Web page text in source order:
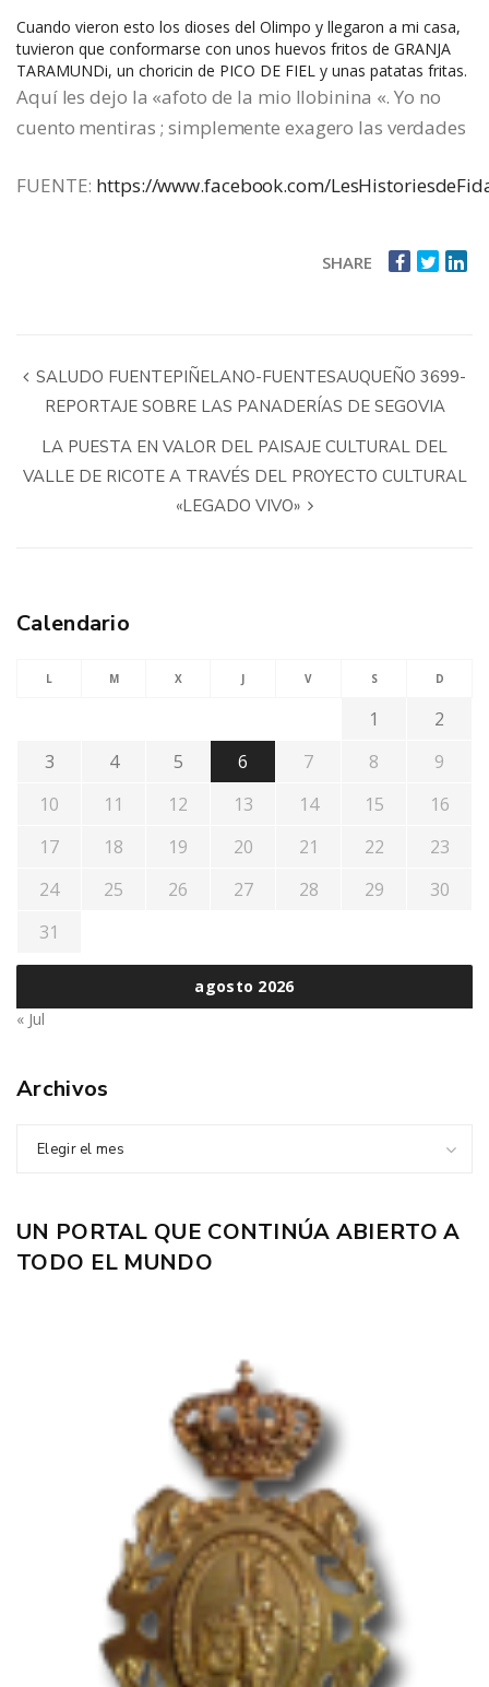
Cuando vieron esto los dioses del Olimpo y llegaron a mi casa,
tuvieron que conformarse con unos huevos fritos de GRANJA
TARAMUNDi, un choricin de PICO DE FIEL y unas patatas fritas.
Aquí les dejo la «afoto de la mio llobinina «. Yo no
cuento mentiras ; simplemente exagero las verdades
FUENTE: https://www.facebook.com/
SHARE
SALUDO FUENTEPIÑELANO-FUENTESAUQUEÑO 3699-
REPORTAJE SOBRE LAS PANADERÍAS DE SEGOVIA
LA PUESTA EN VALOR DEL PAISAJE CULTURAL DEL
VALLE DE RICOTE A TRAVÉS DEL PROYECTO CULTURAL
«LEGADO VIVO»
Calendario
agosto 2026
L M X J V S D
1
2
3
4 5 6 7 8
9
10
11 12 13 14 15
16
17
18 19 20 21 22
23
24
25 26 27 28 29
30
31
« Jul
Archivos
Elegir el mes
UN PORTAL QUE CONTINÚA ABIERTO A
TODO EL MUNDO